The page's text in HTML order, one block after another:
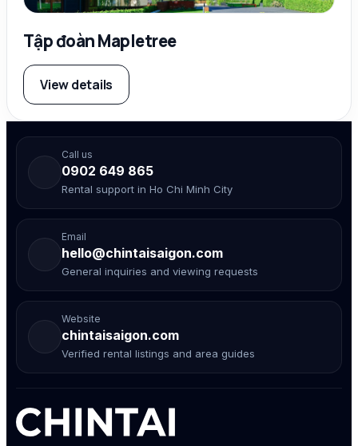
Tập đoàn Mapletree
View details
Call us
0902 649 865
Rental support in Ho Chi Minh City
Email
hello@chintaisaigon.com
General inquiries and viewing requests
Website
chintaisaigon.com
Verified rental listings and area guides